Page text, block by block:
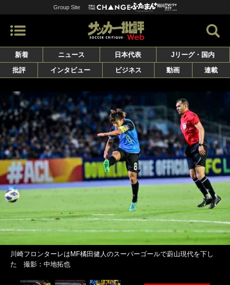
Group Site
新着 ニュース 日本代表
Jリーグ・国内
批評
インタビュー ビジネス 動画 連載
川崎フロンターレはMF橘田健人のスーパーゴールで蔚山現代を下し
た 撮影：中地拓也